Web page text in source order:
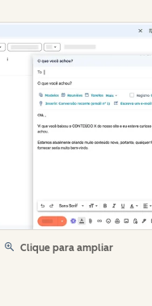
Clique para ampliar